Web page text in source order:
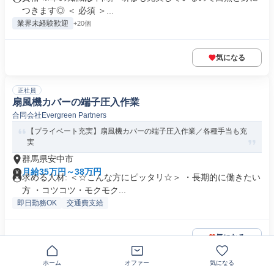
つきます◎ ＜ 必須 ＞...
業界未経験歓迎 +20個
気になる
正社員
扇風機カバーの端子圧入作業
合同会社Evergreen Partners
【プライベート充実】扇風機カバーの端子圧入作業／各種手当も充
実
群馬県安中市
月給35万円～38万円
求める人材: ＜☆こんな方にピッタリ☆＞ ・長期的に働きたい
方 ・コツコツ・モクモク...
即日勤務OK 交通費支給
気になる
ホーム オファー 気になる